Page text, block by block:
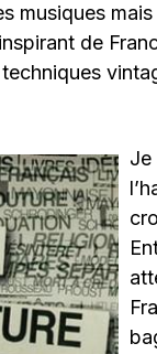
musiques
de
Je